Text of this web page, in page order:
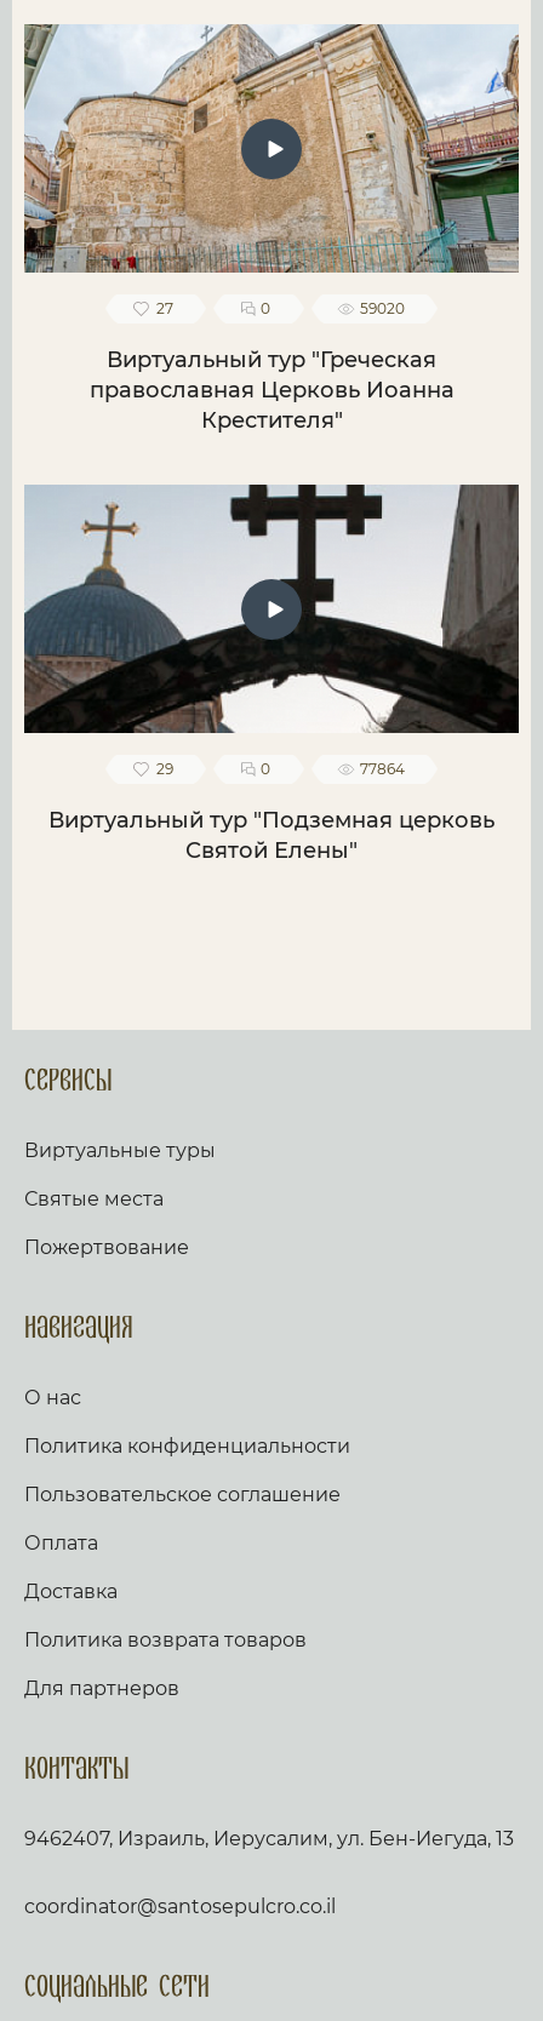
27 0 59020
Виртуальный тур "Греческая
православная Церковь Иоанна
Крестителя"
29 0 77864
Виртуальный тур "Подземная церковь
Святой Елены"
Сервисы
Виртуальные туры
Святые места
Пожертвование
Навигация
О нас
Политика конфиденциальности
Пользовательское соглашение
Оплата
Доставка
Политика возврата товаров
Для партнеров
Контакты
9462407, Израиль, Иерусалим, ул. Бен-Иегуда, 13
coordinator@santosepulcro.co.il
Социальные сети